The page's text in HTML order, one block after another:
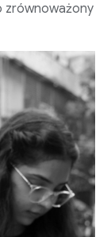
zrównoważony